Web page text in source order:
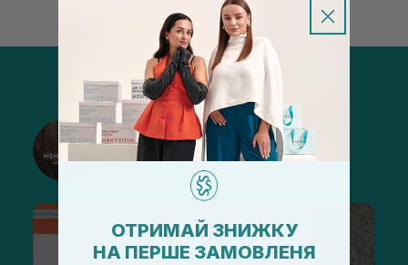
@sisters_stelmakh в Instagram
Підписатися
ОТРИМАЙ ЗНИЖКУ
НА ПЕРШЕ ЗАМОВЛЕНЯ